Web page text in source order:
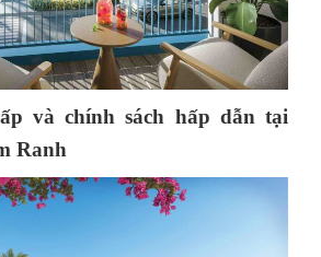
và chính sách hấp dẫn tại
Ranh